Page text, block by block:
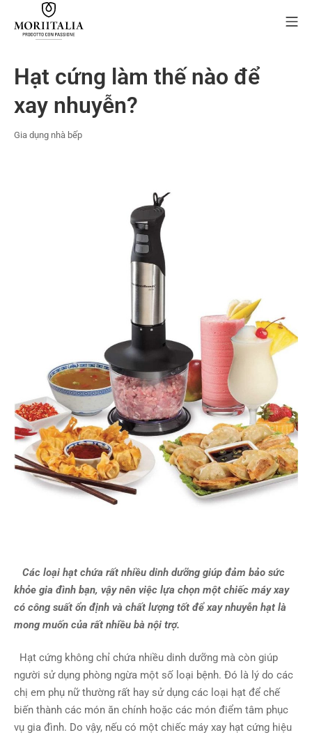
Hạt cứng làm thế nào để
xay nhuyễn?
Gia dụng nhà bếp
Các loại hạt chứa rất nhiều dinh dưỡng giúp đảm bảo sức
khỏe gia đình bạn, vậy nên việc lựa chọn một chiếc máy xay
có công suất ổn định và chất lượng tốt để xay nhuyễn hạt là
mong muốn của rất nhiều bà nội trợ.
Hạt cứng không chỉ chứa nhiều dinh dưỡng mà còn giúp
người sử dụng phòng ngừa một số loại bệnh. Đó là lý do các
chị em phụ nữ thường rất hay sử dụng các loại hạt để chế
biến thành các món ăn chính hoặc các món điểm tâm phục
vụ gia đình. Do vậy, nếu có một chiếc máy xay hạt cứng hiệu